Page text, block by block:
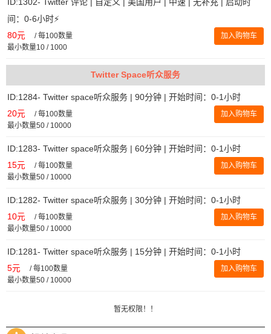
间：0-6小时⚡️
80元 /每100数量
最小数量10 / 1000
加入购物车
Twitter Space听众服务
ID:1284- Twitter space听众服务 | 90分钟 | 开始时间：0-1小时
20元 /每100数量
最小数量50 / 10000
加入购物车
ID:1283- Twitter space听众服务 | 60分钟 | 开始时间：0-1小时
15元 /每100数量
最小数量50 / 10000
加入购物车
ID:1282- Twitter space听众服务 | 30分钟 | 开始时间：0-1小时
10元 /每100数量
最小数量50 / 10000
加入购物车
ID:1281- Twitter space听众服务 | 15分钟 | 开始时间：0-1小时
5元 /每100数量
最小数量50 / 10000
加入购物车
暂无权限！！